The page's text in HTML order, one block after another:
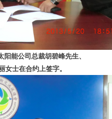
能公司总裁胡碧峰先生、
女士在合约上签字。